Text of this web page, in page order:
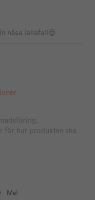
näsa iallafall😄
för hur produkten ska
Mal